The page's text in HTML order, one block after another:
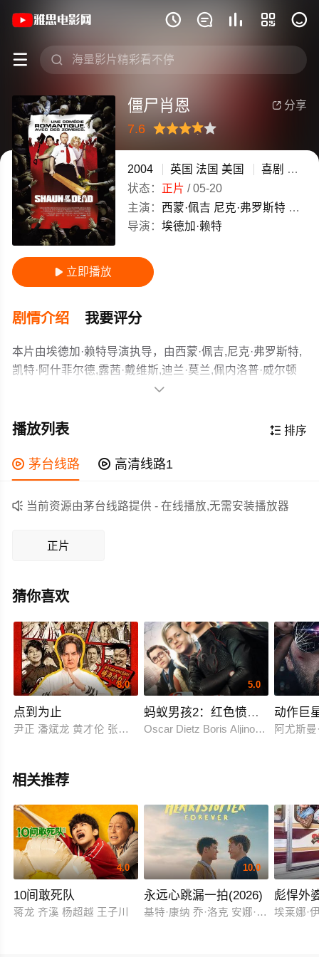
    
 
《僵尸肖恩》(2004)英国,法国,美国英
 分享
僵尸肖恩
7.6
很差较差
还行推荐力荐
2004 英国 法国 美国 喜剧 恐怖
状态： 正片 /05-20
主演： 西蒙·佩吉 尼克·弗罗斯特 凯特
导演： 埃德加·赖特
 立即播放
剧情介绍 我要评分
本片由埃德加·赖特导演执导，由西蒙·佩吉,尼克·弗罗斯特,
凯特·阿什菲尔德,露茜·戴维斯,迪兰·莫兰,佩内洛普·威尔顿
等主演，故事情节跌岩起伏、扣人心弦，领广大喜剧,恐怖
怎么顺心。认识了一帮同样游手好闲的朋友，整天和他们
为了女朋友振作一次，却遭到同事嘲笑，女友也不能会
意，肖恩只有继续和朋友醉酒纵乐。但这天整个城市却有
了翻天覆地的变化。僵尸入侵了，只要是被他们咬到的
却发现陷入僵尸的重重包围中。现在肖恩必须拿出英雄气
概，去捍卫家人朋友
作为一部 2004-04-09(英国)上映的喜剧,恐怖电影，在当期
同类题材影片中具有一定的看点，在演员表现和剧情架构
上也都有不错的亮点，剧情紧凑，角色塑造鲜明，适合喜

 排序
播放列表
 茅台线路  高清线路1
 当前资源由茅台线路提供 - 在线播放,无需安装播放器
正片
猜你喜欢
8.0
点到为止
尹正 潘斌龙 黄才伦 张一鸣 梁超 魏翔 彭昱畅 王成思 宋木子 王
5.0
蚂蚁男孩2：红色愤怒的复仇
Oscar Dietz Boris Aljinovic Hector
动作巨
阿尤斯
相关推荐
4.0
10间敢死队
蒋龙 齐溪 杨超越 王子川
10.0
永远心跳漏一拍(2026)
基特·康纳 乔·洛克 安娜·麦克西维尔·
彪悍外
埃莱娜·